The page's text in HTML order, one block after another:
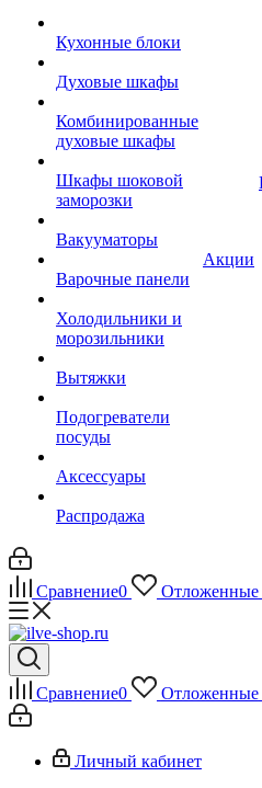
Кухонные блоки
Духовые шкафы
Комбинированные
духовые шкафы
Шкафы шоковой
заморозки
Вакууматоры
Варочные панели
Холодильники и
морозильники
Вытяжки
Подогреватели
посуды
Аксессуары
Распродажа
Акции
Сравнение0 Отложенные
Сравнение0 Отложенные
Личный кабинет